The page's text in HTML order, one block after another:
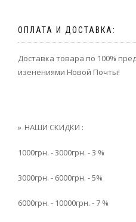
ОПЛАТА И ДОСТАВКА:
Доставка товара по 100%
изенениями Новой Почты!
НАШИ СКИДКИ :
1000грн. - 3000грн. - 3 %
3000грн. - 6000грн. - 5%
6000грн. - 10000грн. - 7 %